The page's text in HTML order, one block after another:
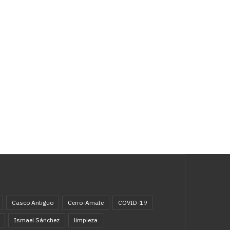
Casco Antiguo Cerro-Amate COVID-19
Ismael Sánchez limpieza